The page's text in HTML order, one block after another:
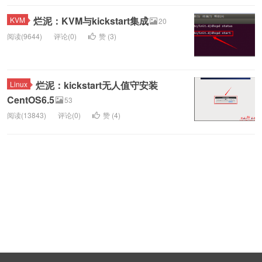
KVM 烂泥：KVM与kickstart集成
20
阅读(9644)
评论(0) 赞 (3)
Linux
烂泥：kickstart无人值守安装
CentOS6.5
53
阅读(13843)
评论(0) 赞 (4)